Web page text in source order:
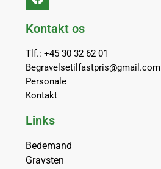
Kontakt os
Tlf.: +45 30 32 62 01
Begravelsetilfastpris@gmail.com
Personale
Kontakt
Links
Bedemand
Gravsten